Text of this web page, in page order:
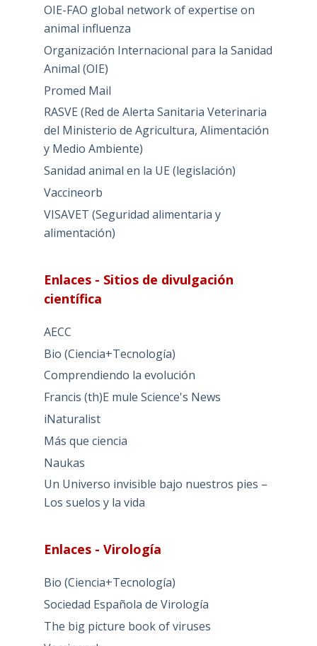
OIE-FAO global network of expertise on
animal influenza
Organización Internacional para la Sanidad
Animal (OIE)
Promed Mail
RASVE (Red de Alerta Sanitaria Veterinaria
del Ministerio de Agricultura, Alimentación
y Medio Ambiente)
Sanidad animal en la UE (legislación)
Vaccineorb
VISAVET (Seguridad alimentaria y
alimentación)
Enlaces - Sitios de divulgación
científica
AECC
Bio (Ciencia+Tecnología)
Comprendiendo la evolución
Francis (th)E mule Science's News
iNaturalist
Más que ciencia
Naukas
Un Universo invisible bajo nuestros pies –
Los suelos y la vida
Enlaces - Virología
Bio (Ciencia+Tecnología)
Sociedad Española de Virología
The big picture book of viruses